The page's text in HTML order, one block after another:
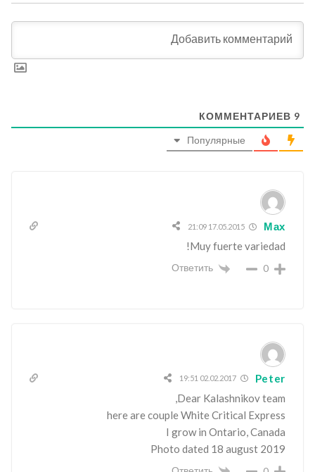
9
Популярные
Мах
17.05.2015 21:09
Muy fuerte variedad!
0
Ответить
Peter
02.02.2017 19:51
Dear Kalashnikov team,
here are couple White Critical Express
I grow in Ontario, Canada
Photo dated 18 august 2019